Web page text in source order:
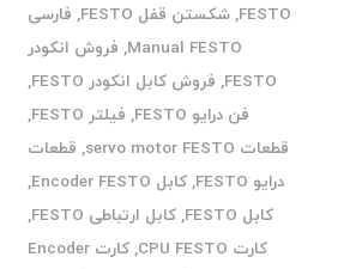
FESTO
,شکستن قفل FESTO , فارسی
Manual FESTO
, فروش انکودر
FESTO
, فروش کابل انکودر FESTO
,
فن درایو FESTO
, فیلتر FESTO
,
قطعات servo motor FESTO
, قطعات
درایو FESTO
,کابل Encoder FESTO
,
کابل FESTO
,کابل ارتباطی FESTO
,
کارت CPU FESTO
,
کارت Encoder